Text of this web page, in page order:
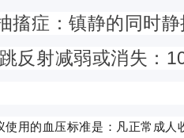
搐症：镇静的同时
反射减弱或消失：
使用的血压标准是：凡正常成